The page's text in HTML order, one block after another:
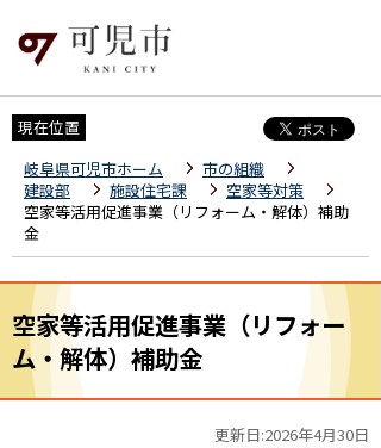
現在位置
岐阜県可児市ホーム
市の組織
建設部
施設住宅課
空家等対策
空家等活用促進事業（リフォーム・解体）補助
金
空家等活用促進事業（リフォー
ム・解体）補助金
更新日:2026年4月30日